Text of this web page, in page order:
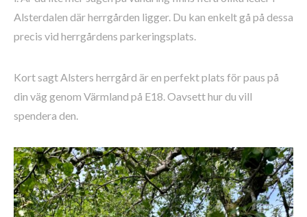
Alsterdalen där herrgården ligger. Du kan enkelt gå på dessa
precis vid herrgårdens parkeringsplats.
Kort sagt Alsters herrgård är en perfekt plats för paus på
din väg genom Värmland på E18. Oavsett hur du vill
spendera den.